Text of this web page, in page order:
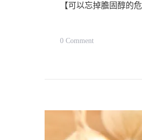
【可以忘掉膽固醇的
0 CommentOn
味